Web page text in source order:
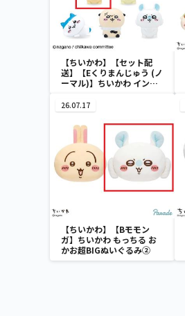
【ちいかわ】【セット配
送】【Eくりまんじゅう (ノ
ーマル)】ちいかわ インテ
26.07.17
【ちいかわ】【Bモモン
ガ】ちいかわ もっちる お
かお超BIGぬいぐるみ②